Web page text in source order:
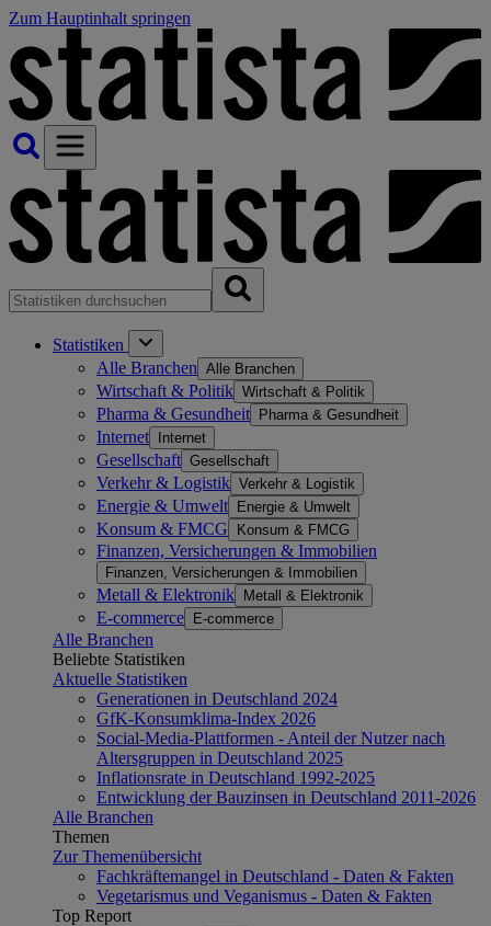
Zum Hauptinhalt springen
Statistiken
Alle Branchen Alle Branchen
Wirtschaft & Politik Wirtschaft & Politik
Pharma & Gesundheit Pharma & Gesundheit
Internet Internet
Gesellschaft Gesellschaft
Verkehr & Logistik Verkehr & Logistik
Energie & Umwelt Energie & Umwelt
Konsum & FMCG Konsum & FMCG
Finanzen, Versicherungen & Immobilien
Finanzen, Versicherungen & Immobilien
Metall & Elektronik Metall & Elektronik
E-commerce E-commerce
Alle Branchen
Beliebte Statistiken
Aktuelle Statistiken
Generationen in Deutschland 2024
GfK-Konsumklima-Index 2026
Social-Media-Plattformen - Anteil der Nutzer nach
Altersgruppen in Deutschland 2025
Inflationsrate in Deutschland 1992-2025
Entwicklung der Bauzinsen in Deutschland 2011-2026
Alle Branchen
Themen
Zur Themenübersicht
Fachkräftemangel in Deutschland - Daten & Fakten
Vegetarismus und Veganismus - Daten & Fakten
Top Report